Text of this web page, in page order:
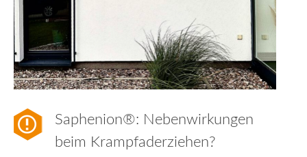
Saphenion®: Nebenwirkungen
beim Krampfaderziehen?